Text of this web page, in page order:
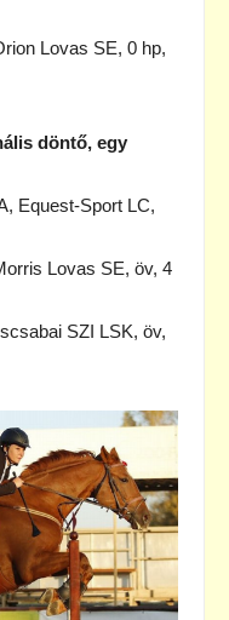
Lovas SE, 0 hp,
döntő, egy
Equest-Sport LC,
Lovas SE, öv, 4
SZI LSK, öv,